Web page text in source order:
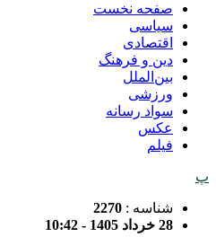
صفحه نخست
سیاسی
اقتصادی
دین و فرهنگ
بین‌الملل
ورزشی
سواد رسانه
عکس
فیلم
پ
شناسه : 2270
28 خرداد 1405 - 10:42